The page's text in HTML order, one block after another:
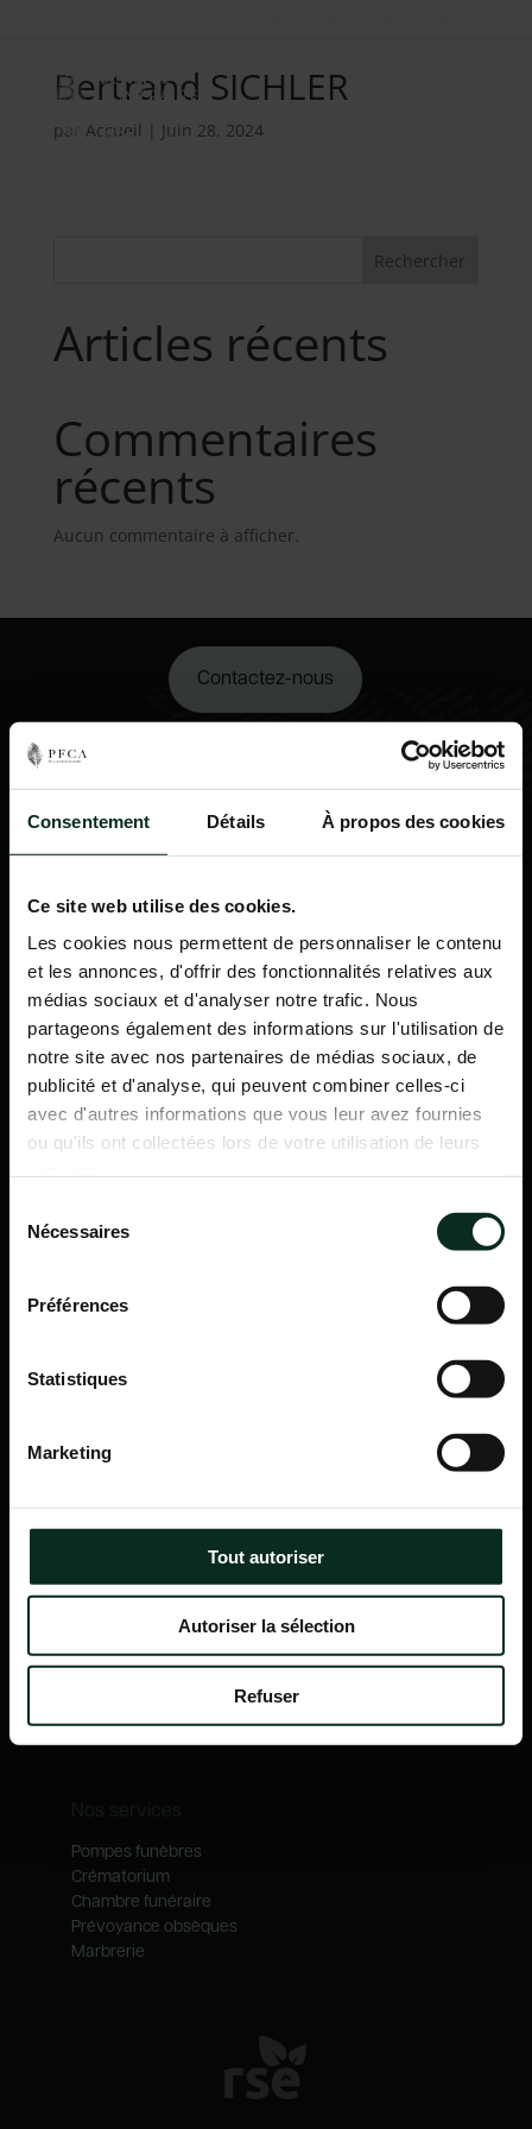
Consentement Détails À propos des cookies
Ce site web utilise des cookies.
Les cookies nous permettent de personnaliser le contenu
et les annonces, d'offrir des fonctionnalités relatives aux
médias sociaux et d'analyser notre trafic. Nous
partageons également des informations sur l'utilisation de
notre site avec nos partenaires de médias sociaux, de
publicité et d'analyse, qui peuvent combiner celles-ci
avec d'autres informations que vous leur avez fournies
ou qu'ils ont collectées lors de votre utilisation de leurs
Nécessaires
Préférences
Statistiques
Marketing
Tout autoriser
Autoriser la sélection
Refuser
Bertrand SICHLER
par Accueil | Juin 28, 2024
Rechercher
Articles récents
Commentaires
récents
Aucun commentaire à afficher.
Contactez-nous
P.F.C.A Pompes Funèbres des Communes Associées
Itinéraire
Navigation
Qui sommes-nous ?
Notre catalogue
Nos métiers
Pompes funèbres
Crématorium
Chambre funéraire
Prévoyance obsèques
Marbrerie